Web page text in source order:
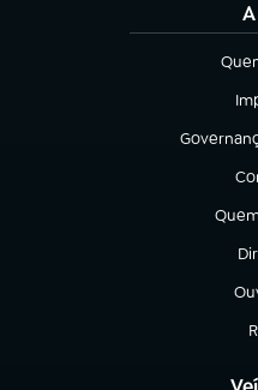
(abre em
(abre